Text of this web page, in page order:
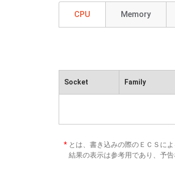
CPU Memory
Socket Family
* とは、書き込みの際のＥＣＳに
結果の表示は参考用であり、予